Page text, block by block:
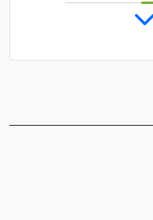
بهداشتی، دمپایی،